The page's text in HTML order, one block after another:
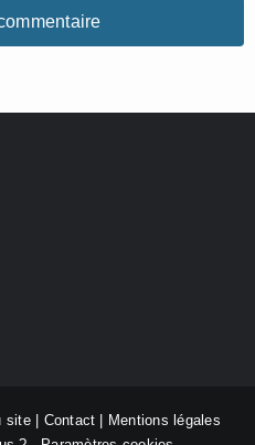
site| Contact
Mentions légales